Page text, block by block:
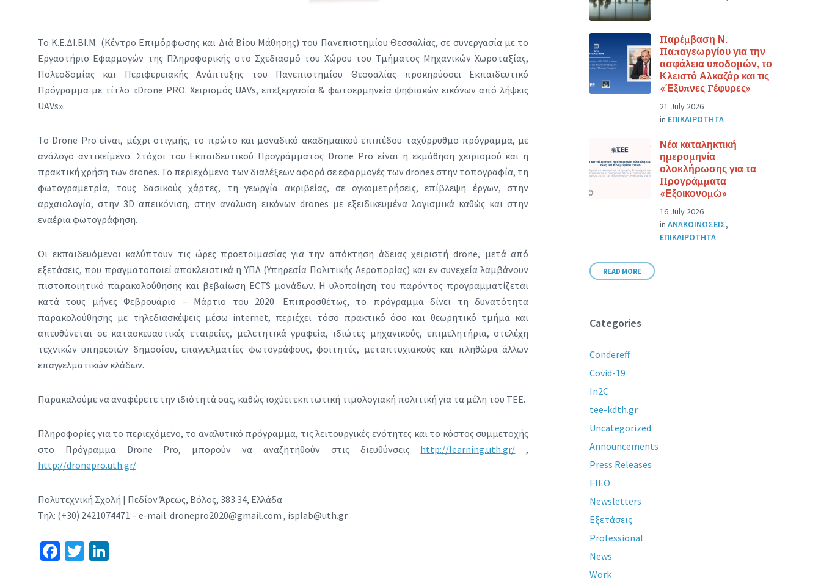
Το Κ.Ε.ΔΙ.ΒΙ.Μ. (Κέντρο Επιμόρφωσης και Διά Βίου Μάθησης) του Πανεπιστημίου Θεσσαλίας, σε συνεργασία με το
Εργαστήριο Εφαρμογών της Πληροφορικής στο Σχεδιασμό του Χώρου του Τμήματος Μηχανικών Χωροταξίας,
Πολεοδομίας και Περιφερειακής Ανάπτυξης του Πανεπιστημίου Θεσσαλίας προκηρύσσει Εκπαιδευτικό
Πρόγραμμα με τίτλο «Drone PRO. Χειρισμός UAVs, επεξεργασία & φωτοερμηνεία ψηφιακών εικόνων από λήψεις
UAVs».
Το Drone Pro είναι, μέχρι στιγμής, το πρώτο και μοναδικό ακαδημαϊκού επιπέδου ταχύρρυθμο πρόγραμμα, με
ανάλογο αντικείμενο. Στόχοι του Εκπαιδευτικού Προγράμματος Drone Pro είναι η εκμάθηση χειρισμού και η
πρακτική χρήση των drones. Το περιεχόμενο των διαλέξεων αφορά σε εφαρμογές των drones στην τοπογραφία, τη
φωτογραμετρία, τους δασικούς χάρτες, τη γεωργία ακριβείας, σε ογκομετρήσεις, επίβλεψη έργων, στην
αρχαιολογία, στην 3D απεικόνιση, στην ανάλυση εικόνων drones με εξειδικευμένα λογισμικά καθώς και στην
εναέρια φωτογράφηση.
Οι εκπαιδευόμενοι καλύπτουν τις ώρες προετοιμασίας για την απόκτηση άδειας χειριστή drone, μετά από
εξετάσεις, που πραγματοποιεί αποκλειστικά η ΥΠΑ (Υπηρεσία Πολιτικής Αεροπορίας) και εν συνεχεία λαμβάνουν
πιστοποιητικό παρακολούθησης και βεβαίωση ECTS μονάδων. Η υλοποίηση του παρόντος προγραμματίζεται
κατά τους μήνες Φεβρουάριο – Μάρτιο του 2020. Επιπροσθέτως, το πρόγραμμα δίνει τη δυνατότητα
παρακολούθησης με τηλεδιασκέψεις μέσω internet, περιέχει τόσο πρακτικό όσο και θεωρητικό τμήμα και
απευθύνεται σε κατασκευαστικές εταιρείες, μελετητικά γραφεία, ιδιώτες μηχανικούς, επιμελητήρια, στελέχη
τεχνικών υπηρεσιών δημοσίου, επαγγελματίες φωτογράφους, φοιτητές, μεταπτυχιακούς και πληθώρα άλλων
επαγγελματικών κλάδων.
Παρακαλούμε να αναφέρετε την ιδιότητά σας, καθώς ισχύει εκπτωτική τιμολογιακή πολιτική για τα μέλη του ΤΕΕ.
Πληροφορίες για το περιεχόμενο, το αναλυτικό πρόγραμμα, τις λειτουργικές ενότητες και το κόστος συμμετοχής
στο Πρόγραμμα Drone Pro, μπορούν να αναζητηθούν στις διευθύνσεις http://learning.uth.gr/ ,
http://dronepro.uth.gr/
Πολυτεχνική Σχολή | Πεδίον Άρεως, Βόλος, 383 34, Ελλάδα
Τηλ: (+30) 2421074471 – e-mail: dronepro2020@gmail.com , isplab@uth.gr
Fa T
Παρέμβαση Ν.
Παπαγεωργίου για την
ασφάλεια υποδομών, το
Κλειστό Αλκαζάρ και τις
«Έξυπνες Γέφυρες»
21 July 2026
in ΕΠΙΚΑΙΡΟΤΗΤΑ
Νέα καταληκτική
ημερομηνία
ολοκλήρωσης για τα
Προγράμματα
«Εξοικονομώ»
16 July 2026
inΑΝΑΚΟΙΝΩΣΕΙΣ,
ΕΠΙΚΑΙΡΟΤΗΤΑ
READ MORE
Categories
Condereff
Covid-19
In2C
tee-kdth.gr
Uncategorized
Announcements
Press Releases
ΕΙΕΘ
Newsletters
Εξετάσεις
Professional
News
Work